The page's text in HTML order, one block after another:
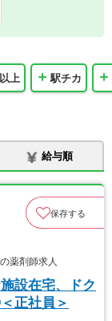
上 駅チカ
給与順
保存する
薬剤師求人
設在宅、ドク
正社員＞